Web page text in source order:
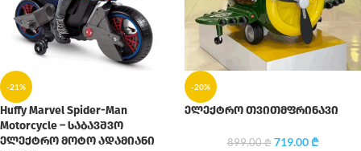
-21%
Huffy Marvel Spider-Man
Motorcycle – საბავშვო
ელექტრო მოტო ადამიანი
-20%
ელექტრო თვითმფრინავი
899.00₾ 719.00₾